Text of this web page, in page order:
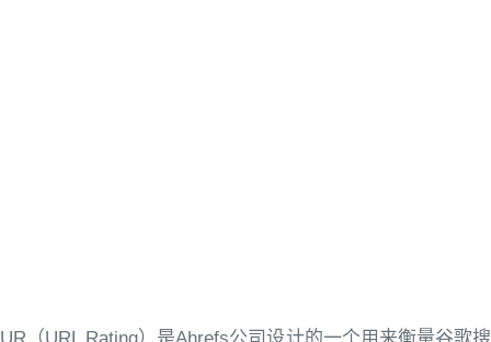
UR（URL Rating）是Ahrefs公司设计的一个用来衡量谷歌搜